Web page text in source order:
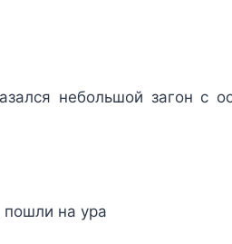
небольшой загон
пошли на ура